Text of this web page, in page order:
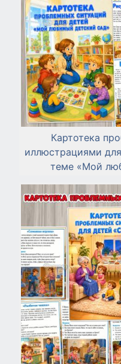
Картотека
иллюстрациями
теме «Мой